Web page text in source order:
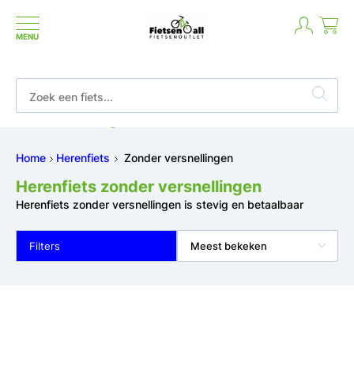
MENU
Home Herenfiets Zonder versnellingen
Herenfiets zonder versnellingen
Herenfiets zonder versnellingen is stevig en betaalbaar
Filters Meest bekeken